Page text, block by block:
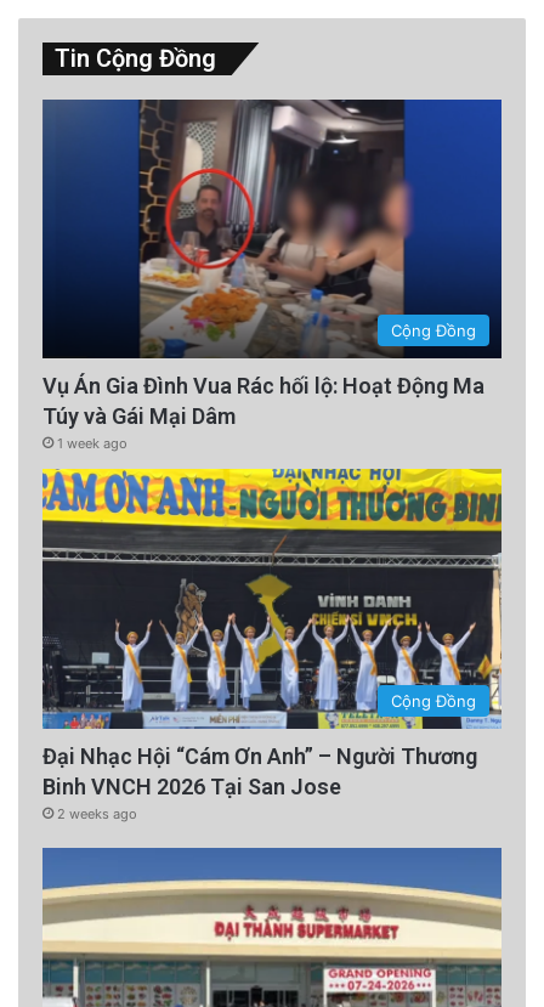
Tin Cộng Đồng
Cộng Đồng
Vụ Án Gia Đình Vua Rác hối lộ: Hoạt Động Ma
Túy và Gái Mại Dâm
1 week ago
Cộng Đồng
Đại Nhạc Hội “Cám Ơn Anh” – Người Thương
Binh VNCH 2026 Tại San Jose
2 weeks ago